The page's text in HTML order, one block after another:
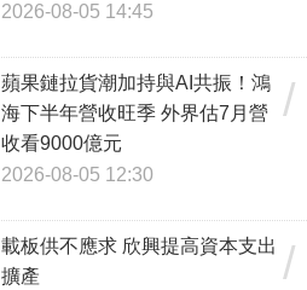
2026-08-05 14:45
蘋果鏈拉貨潮加持與AI共振！鴻
海下半年營收旺季 外界估7月營
收看9000億元
2026-08-05 12:30
/
載板供不應求 欣興提高資本支出
擴產
/